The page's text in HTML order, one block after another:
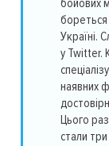
бойових
Україні.
у Twitter.
наявних
Цього
стали три